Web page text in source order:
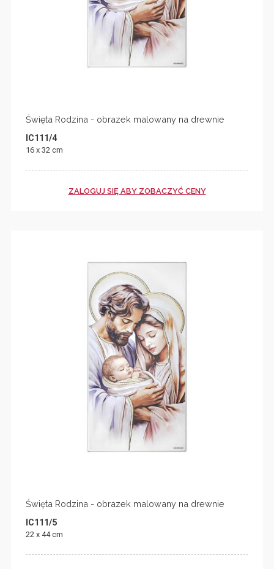
Święta Rodzina - obrazek malowany na drewnie
IC111/4
16 x 32 cm
ZALOGUJ SIĘ ABY ZOBACZYĆ CENY
Święta Rodzina - obrazek malowany na drewnie
IC111/5
22 x 44 cm